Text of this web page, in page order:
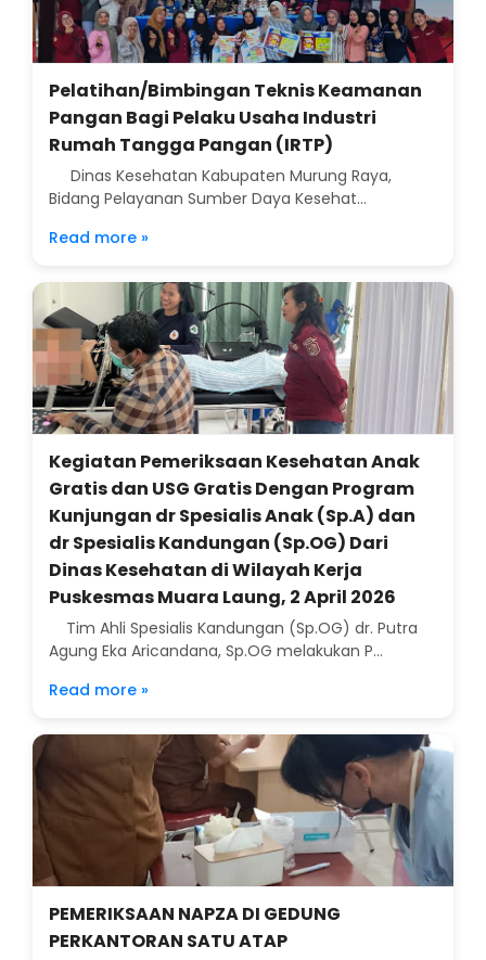
Pelatihan/Bimbingan Teknis Keamanan
Pangan Bagi Pelaku Usaha Industri
Rumah Tangga Pangan (IRTP)
Dinas Kesehatan Kabupaten Murung Raya,
Bidang Pelayanan Sumber Daya Kesehat...
Read more »
Kegiatan Pemeriksaan Kesehatan Anak
Gratis dan USG Gratis Dengan Program
Kunjungan dr Spesialis Anak (Sp.A) dan
dr Spesialis Kandungan (Sp.OG) Dari
Dinas Kesehatan di Wilayah Kerja
Puskesmas Muara Laung, 2 April 2026
Tim Ahli Spesialis Kandungan (Sp.OG) dr. Putra
Agung Eka Aricandana, Sp.OG melakukan P...
Read more »
PEMERIKSAAN NAPZA DI GEDUNG
PERKANTORAN SATU ATAP